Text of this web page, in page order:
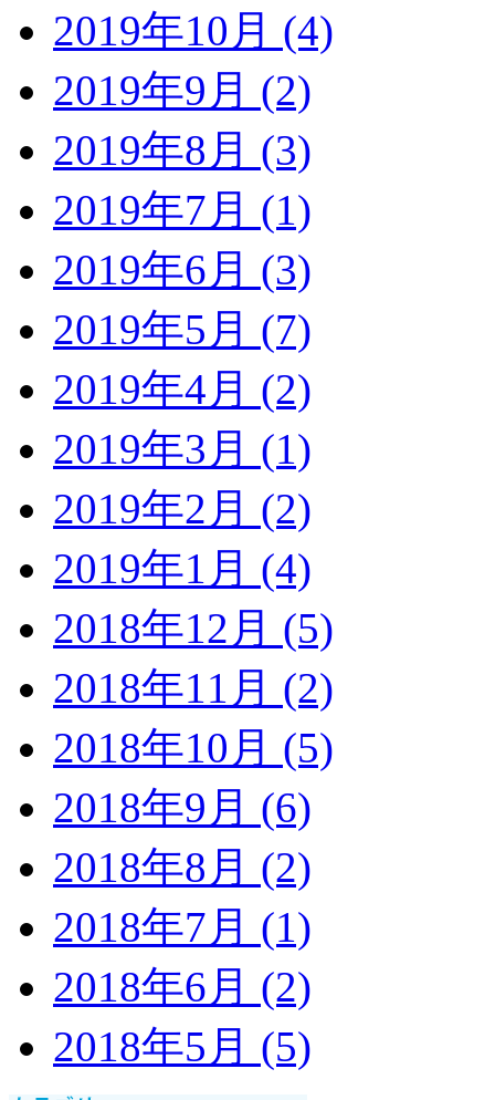
2019年10月 (4)
2019年9月 (2)
2019年8月 (3)
2019年7月 (1)
2019年6月 (3)
2019年5月 (7)
2019年4月 (2)
2019年3月 (1)
2019年2月 (2)
2019年1月 (4)
2018年12月 (5)
2018年11月 (2)
2018年10月 (5)
2018年9月 (6)
2018年8月 (2)
2018年7月 (1)
2018年6月 (2)
2018年5月 (5)